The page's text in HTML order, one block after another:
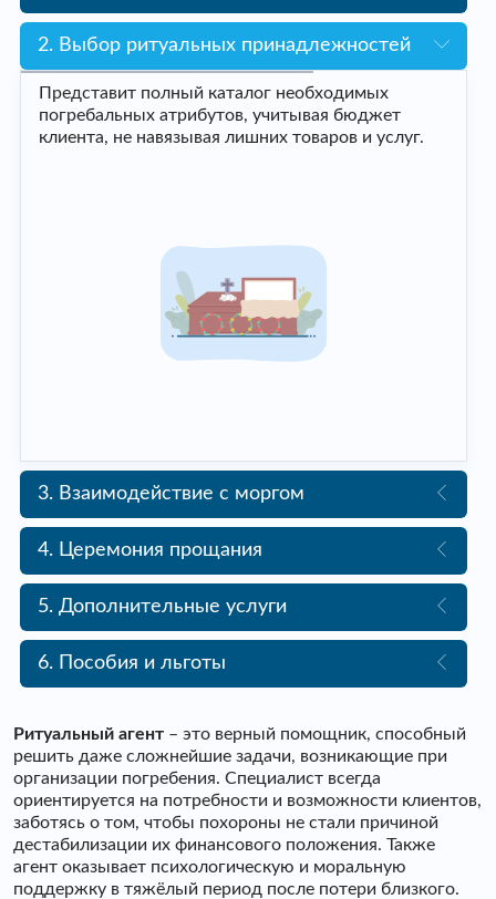
2. Выбор ритуальных принадлежностей
Представит полный каталог необходимых
погребальных атрибутов, учитывая бюджет
клиента, не навязывая лишних товаров и услуг.
3. Взаимодействие с моргом
4. Церемония прощания
5. Дополнительные услуги
6. Пособия и льготы
Ритуальный агент – это верный помощник, способный
решить даже сложнейшие задачи, возникающие при
организации погребения. Специалист всегда
ориентируется на потребности и возможности клиентов,
заботясь о том, чтобы похороны не стали причиной
дестабилизации их финансового положения. Также
агент оказывает психологическую и моральную
поддержку в тяжёлый период после потери близкого.